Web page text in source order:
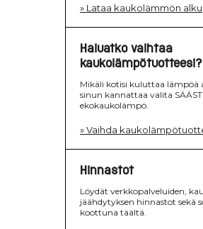
» Lataa kaukolämmön
Haluatko vaihtaa
kaukolämpötuotteesi?
Mikäli kotisi kuluttaa lämpöä
sinun kannattaa valita
ekokaukolämpö.
» Vaihda
Hinnastot
Löydät verkkopalveluiden,
jäähdytyksen hinnastot sekä
koottuna täältä.